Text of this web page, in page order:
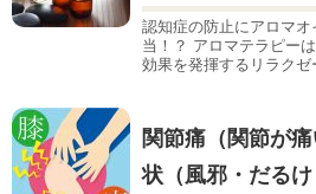
認知症の防止にアロマ
当！？ アロマテラピー
効果を発揮するリラクゼ
関節痛（関節が
状（風邪・だる